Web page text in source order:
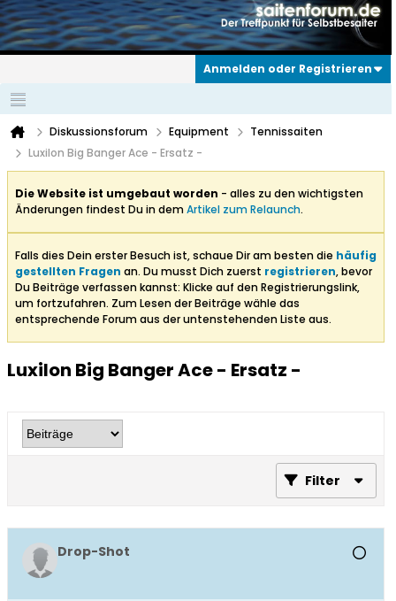
Anmelden oder Registrieren
Diskussionsforum Equipment
Tennissaiten
Luxilon Big Banger Ace - Ersatz -
Die Website ist umgebaut worden - alles zu den wichtigsten
Änderungen findest Du in demArtikel zum Relaunch.
Falls dies Dein erster Besuch ist, schaue Dir am besten die häufig
gestellten Fragen an. Du musst Dich zuerst registrieren, bevor
Du Beiträge verfassen kannst: Klicke auf den Registrierungslink,
um fortzufahren. Zum Lesen der Beiträge wähle das
entsprechende Forum aus der untenstehenden Liste aus.
Luxilon Big Banger Ace - Ersatz -
Filter
Drop-Shot